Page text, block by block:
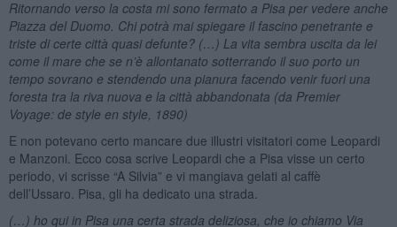
Ritornando verso la costa mi sono fermato a Pisa per vedere anche
Piazza del Duomo. Chi potrà mai spiegare il fascino penetrante e
triste di certe città quasi defunte? (…) La vita sembra uscita da lei
come il mare che se n’è allontanato sotterrando il suo porto un
tempo sovrano e stendendo una pianura facendo venir fuori una
foresta tra la riva nuova e la città abbandonata (da Premier
Voyage: de style en style, 1890)
E non potevano certo mancare due illustri visitatori come Leopardi
e Manzoni. Ecco cosa scrive Leopardi che a Pisa visse un certo
periodo, vi scrisse “A Silvia” e vi mangiava gelati al caffè
dell’Ussaro. Pisa, gli ha dedicato una strada.
(…) ho qui in Pisa una certa strada deliziosa, che io chiamo Via